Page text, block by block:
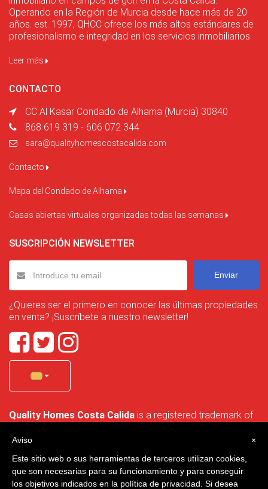
Operando en la Región de Murcia desde hace más de 20
años. est. 1997, QHCC ofrece los más altos estándares de
profesionalismo e integridad en los servicios inmobiliarios.
Leer más
CONTACTO
CC Al Kasar Condado de Alhama (Murcia) 30840
868 619 319 - 606 072 344
sara@qualityhomescostacalida.com
Contacto
Mapa del Condado de Alhama
Casas abiertas virtuales organizadas todas las semanas
SUSCRIPCIÓN NEWSLETTER
Enviar
¿Quieres ser el primero en conocer las últimas propiedades
en venta? ¡Suscríbete a nuestro newsletter!
Quality Homes Costa Calida is a registered trademark of
no. B-30750053 and address: Bella Luz 07-05, 30389 La
×
Aviso
Este sitio web o sus herramientas de terceros utilizan cookies,
que son necesarias para su funcionamiento y para conseguir
los objetivos indicados en la política de privacidad. Si desea